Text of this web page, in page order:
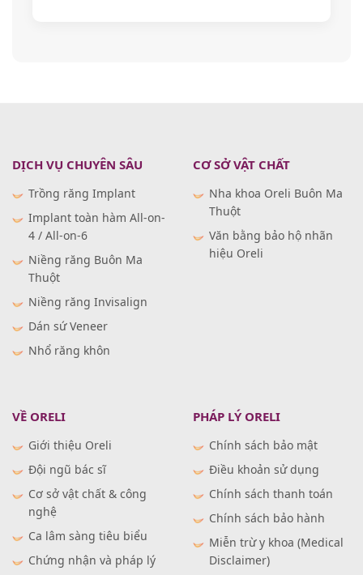
DỊCH VỤ CHUYÊN SÂU
Trồng răng Implant
Implant toàn hàm All-on-
4 / All-on-6
Niềng răng Buôn Ma
Thuột
Niềng răng Invisalign
Dán sứ Veneer
Nhổ răng khôn
CƠ SỞ VẬT CHẤT
Nha khoa Oreli Buôn Ma
Thuột
Văn bằng bảo hộ nhãn
hiệu Oreli
VỀ ORELI
Giới thiệu Oreli
Đội ngũ bác sĩ
Cơ sở vật chất & công
nghệ
Ca lâm sàng tiêu biểu
Chứng nhận và pháp lý
PHÁP LÝ ORELI
Chính sách bảo mật
Điều khoản sử dụng
Chính sách thanh toán
Chính sách bảo hành
Miễn trừ y khoa (Medical
Disclaimer)